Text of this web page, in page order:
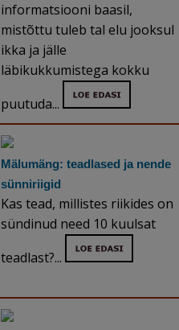
informatsiooni baasil,
mistõttu tuleb tal elu jooksul
ikka ja jälle
läbikukkumistega kokku
puutuda...
Mälumäng: teadlased ja nende
sünniriigid
Kas tead, millistes riikides on
sündinud need 10 kuulsat
teadlast?...